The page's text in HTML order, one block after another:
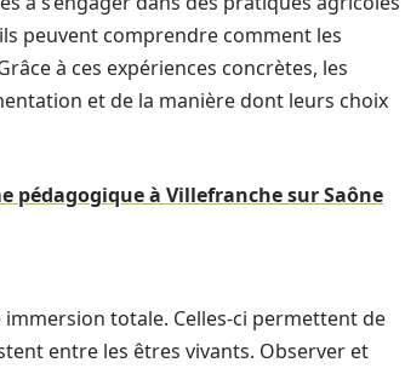
peuvent comprendre comment les
à ces expériences concrètes, les
et de la manière dont leurs choix
pédagogique à Villefranche sur Saône
immersion totale. Celles-ci permettent de
entre les êtres vivants. Observer et